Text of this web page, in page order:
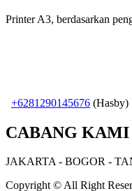
Printer A3, berdasarkan
+6281290145676 (Hasby)
CABANG KAMI
JAKARTA - BOGOR -
Copyright © All Right